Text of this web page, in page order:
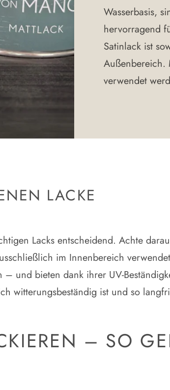
Wasserbasis,
hervorragend
Satinlack ist
Außenbereich.
verwendet
LACKE
Lacks entscheidend. Achte
im Innenbereich
und bieten dank ihrer UV-
witterungsbeständig ist und so
– SO